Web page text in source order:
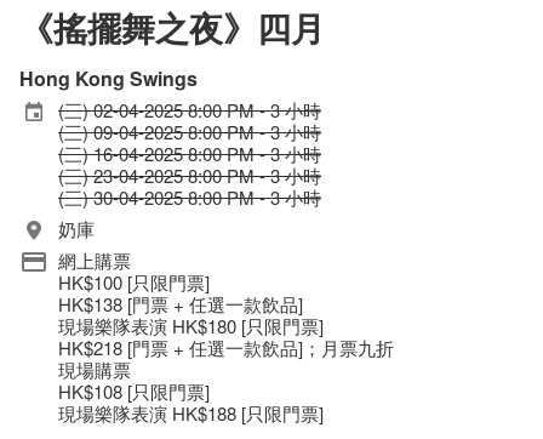
《搖擺舞之夜》四月
Hong Kong Swings
(三) 02-04-2025 8:00 PM - 3 小時
(三) 09-04-2025 8:00 PM - 3 小時
(三) 16-04-2025 8:00 PM - 3 小時
(三) 23-04-2025 8:00 PM - 3 小時
(三) 30-04-2025 8:00 PM - 3 小時
奶庫
網上購票
HK$100 [只限門票]
HK$138 [門票 + 任選一款飲品]
現場樂隊表演 HK$180 [只限門票]
HK$218 [門票 + 任選一款飲品]；月票九折
現場購票
HK$108 [只限門票]
現場樂隊表演 HK$188 [只限門票]